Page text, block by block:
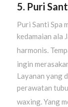
5. Puri
Puri Santi Spa
kedamaian ala
harmonis.
ingin
Layanan yang
perawatan
waxing. Yang